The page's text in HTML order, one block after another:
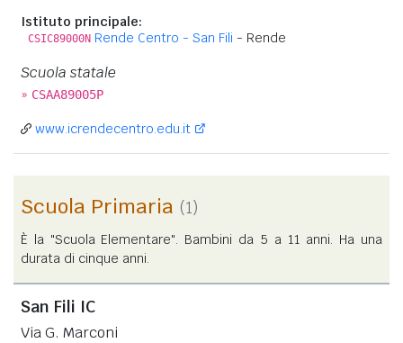
Istituto principale:
CSIC89000N Rende Centro - San Fili - Rende
Scuola statale
» CSAA89005P
www.icrendecentro.edu.it
Scuola Primaria (1)
È la "Scuola Elementare". Bambini da 5 a 11 anni. Ha una
durata di cinque anni.
San Fili IC
Via G. Marconi